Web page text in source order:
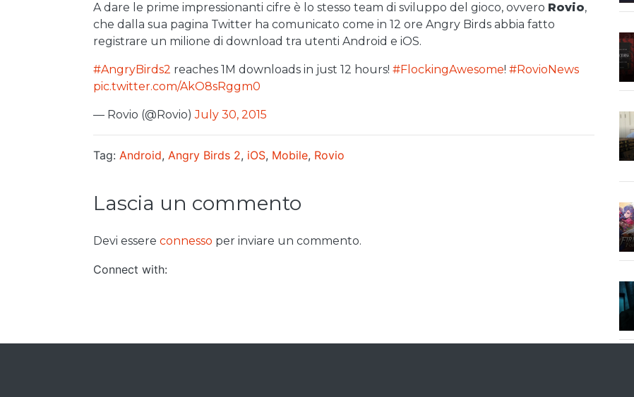
A dare le prime impressionanti cifre è lo stesso team di sviluppo del gioco, ovvero Rovio,
che dalla sua pagina Twitter ha comunicato come in 12 ore Angry Birds abbia fatto
registrare un milione di download tra utenti Android e iOS.
#AngryBirds2 reaches 1M downloads in just 12 hours! #FlockingAwesome! #RovioNews
pic.twitter.com/AkO8sRggm0
— Rovio (@Rovio)July 30, 2015
Tag: Android, Angry Birds 2, iOS, Mobile, Rovio
Lascia un commento
Devi essere connesso per inviare un commento.
Connect with: